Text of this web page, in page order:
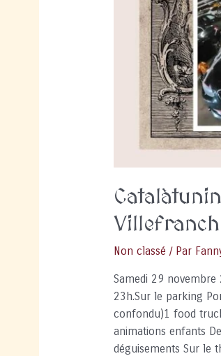
Non classé / Par
Samedi 29
23h.Sur le parking
confondu)1 food
animations enfants
déguisements Sur le